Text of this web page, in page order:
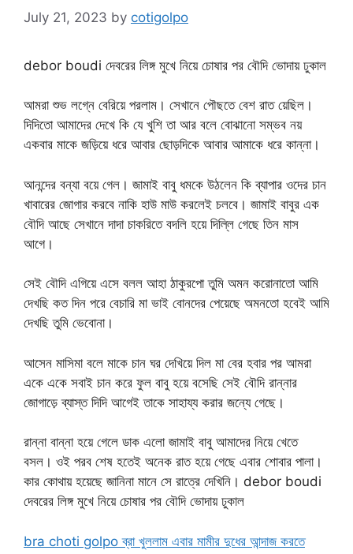
July 21, 2023 by cotigolpo
debor boudi দেবরের লিঙ্গ মুখে নিয়ে চোষার পর বৌদি ভোদায় ঢুকাল
আমরা শুভ লগ্নে বেরিয়ে পরলাম। সেখানে পৌছতে বেশ রাত য়েছিল।
দিদিতো আমাদের দেখে কি যে খুশি তা আর বলে বোঝানো সম্ভব নয়
একবার মাকে জড়িয়ে ধরে আবার ছোড়দিকে আবার আমাকে ধরে কান্না।
আনন্দের বন্যা বয়ে গেল। জামাই বাবু ধমকে উঠলেন কি ব্যাপার ওদের চান
খাবারের জোগার করবে নাকি হাউ মাউ করলেই চলবে। জামাই বাবুর এক
বৌদি আছে সেখানে দাদা চাকরিতে বদলি হয়ে দিল্লি গেছে তিন মাস
আগে।
সেই বৌদি এগিয়ে এসে বলল আহা ঠাকুরপো তুমি অমন করোনাতো আমি
দেখছি কত দিন পরে বেচারি মা ভাই বোনদের পেয়েছে অমনতো হবেই আমি
দেখছি তুমি ভেবোনা।
আসেন মাসিমা বলে মাকে চান ঘর দেখিয়ে দিল মা বের হবার পর আমরা
একে একে সবাই চান করে ফুল বাবু হয়ে বসেছি সেই বৌদি রান্নার
জোগাড়ে ব্যাস্ত দিদি আগেই তাকে সাহায্য করার জন্যে গেছে।
রান্না বান্না হয়ে গেলে ডাক এলো জামাই বাবু আমাদের নিয়ে খেতে
বসল। ওই পরব শেষ হতেই অনেক রাত হয়ে গেছে এবার শোবার পালা।
কার কোথায় হয়েছে জানিনা মানে সে রাত্রে দেখিনি। debor boudi
দেবরের লিঙ্গ মুখে নিয়ে চোষার পর বৌদি ভোদায় ঢুকাল
bra choti golpo ব্রা খুললাম এবার মামীর দুধের আন্দাজ করতে